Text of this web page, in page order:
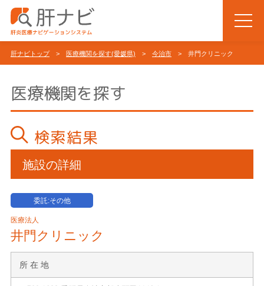
肝ナビトップ> 医療機関を探す(愛媛県) > 今治市 > 井門クリニック
医療機関を探す
検索結果
施設の詳細
委託:その他
医療法人
井門クリニック
所 在 地